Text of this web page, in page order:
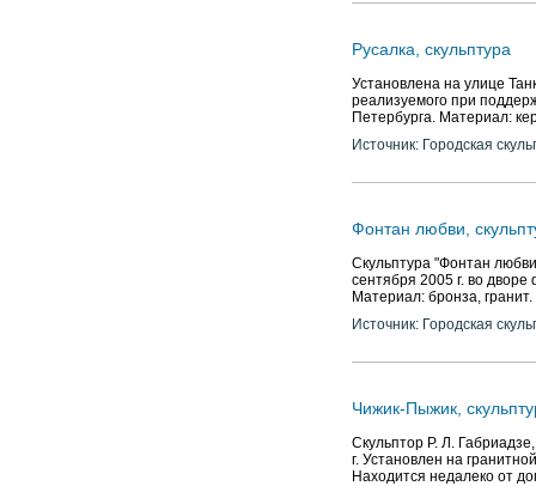
Русалка, скульптура
Установлена на улице
реализуемого при
Петербурга. Материал:
Источник: Городская
Фонтан любви,
Скульптура "Фонтан
сентября 2005 г. во
Материал: бронза,
Источник: Городская
Чижик-Пыжик,
Скульптор Р. Л.
г. Установлен на
Находится недалеко от